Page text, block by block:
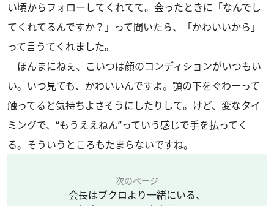
い頃からフォローしてくれてて。会ったときに「なんでし
てくれてるんですか？」って聞いたら、「かわいいから」
って言うてくれました。
ほんまにねぇ、こいつは顔のコンディションがいつもい
い。いつ見ても、かわいいんですよ。顎の下をぐわーって
触ってると気持ちよさそうにしたりして。けど、変なタイ
ミングで、“もうええねん”っていう感じで手を払ってく
る。そういうところもたまらないですね。
次のページ
会長はブクロより一緒にいる、